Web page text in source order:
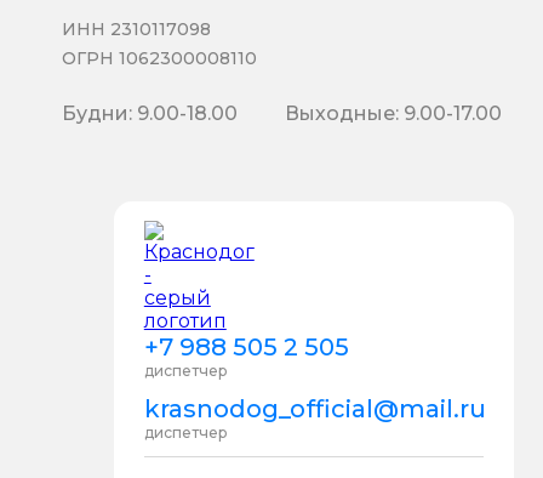
+7 988 505 2 505
диспетчер
krasnodog_official@mail.ru
диспетчер
ИНН 2310117098
ОГРН 1062300008110
Будни: 9.00-18.00 Выходные: 9.00-17.00